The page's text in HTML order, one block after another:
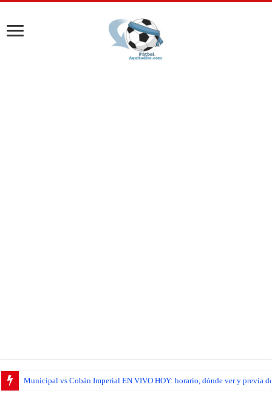
Municipal vs Cobán Imperial EN VIVO HOY: horario, dónde ver y previa